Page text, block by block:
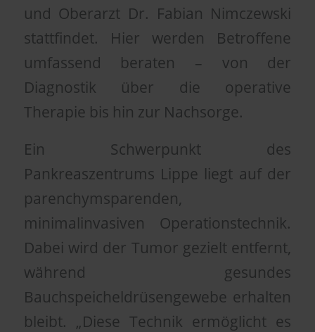
und Oberarzt Dr. Fabian Nimczewski
stattfindet. Hier werden Betroffene
umfassend beraten – von der
Diagnostik über die operative
Therapie bis hin zur Nachsorge.
Ein Schwerpunkt des
Pankreaszentrums Lippe liegt auf der
parenchymsparenden,
minimalinvasiven Operationstechnik.
Dabei wird der Tumor gezielt entfernt,
während gesundes
Bauchspeicheldrüsengewebe erhalten
bleibt. „Diese Technik ermöglicht es